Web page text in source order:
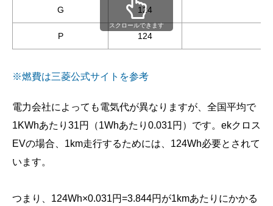
G 124
P 124
スクロールできます
※燃費は三菱公式サイトを参考
電力会社によっても電気代が異なりますが、全国平均で
1KWhあたり31円（1Whあたり0.031円）です。ekクロス
EVの場合、1km走行するためには、124Wh必要とされて
います。
つまり、124Wh×0.031円=3.844円が1kmあたりにかかる